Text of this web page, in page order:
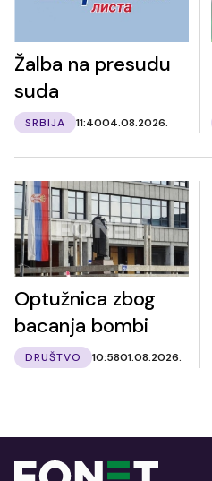
Žalba na presudu
suda
SRBIJA 11:4004.08.2026.
Optužnica zbog
bacanja bombi
DRUŠTVO 10:5801.08.2026.